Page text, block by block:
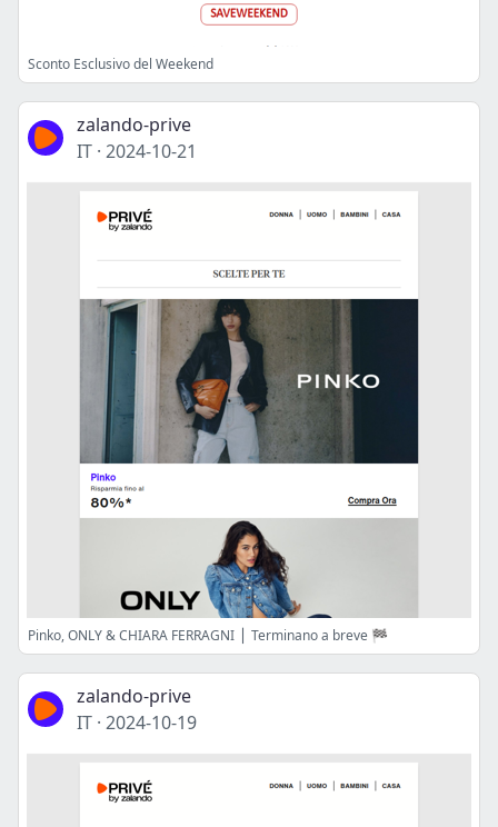
Sconto Esclusivo del Weekend
zalando-prive
IT · 2024-10-21
Pinko, ONLY & CHIARA FERRAGNI ⎪ Terminano a breve 🏁
zalando-prive
IT · 2024-10-19